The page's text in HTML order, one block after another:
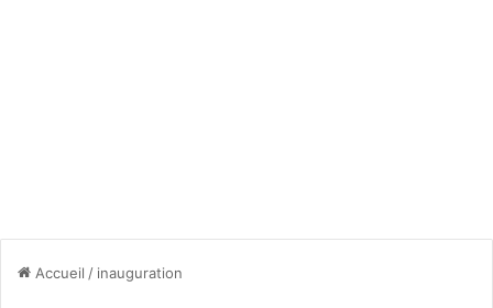
Accueil / inauguration